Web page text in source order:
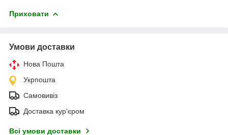
Приховати
Умови доставки
Нова Пошта
Укрпошта
Самовивіз
Доставка кур'єром
Всі умови доставки